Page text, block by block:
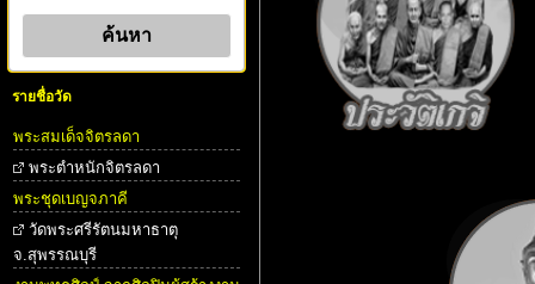
รายชื่อวัด
พระสมเด็จจิตรลดา
พระตําหนักจิตรลดา
พระชุดเบญจภาคี
วัดพระศรีรัตนมหาธาตุ
จ.สุพรรณบุรี